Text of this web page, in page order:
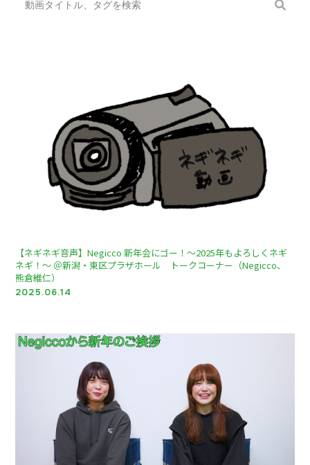
【ネギネギ音声】Negicco 新年会にゴー！～2025年もよろしくネギ
ネギ！～ ＠新潟・東区プラザホール トークコーナー（Negicco、
熊倉維仁）
2025.06.14